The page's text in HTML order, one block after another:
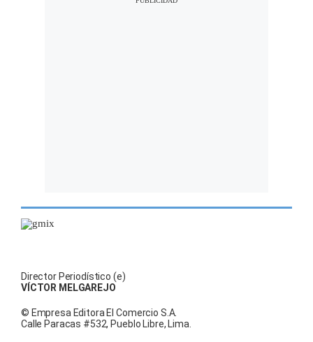
Director Periodístico (e)
VÍCTOR MELGAREJO
© Empresa Editora El Comercio S.A.
Calle Paracas #532, Pueblo Libre, Lima.